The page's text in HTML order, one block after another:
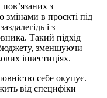
з
змінами в проєкті під
і з
Такий підхід
зменшуючи
інвестиціях.
себе окупує.
від специфіки